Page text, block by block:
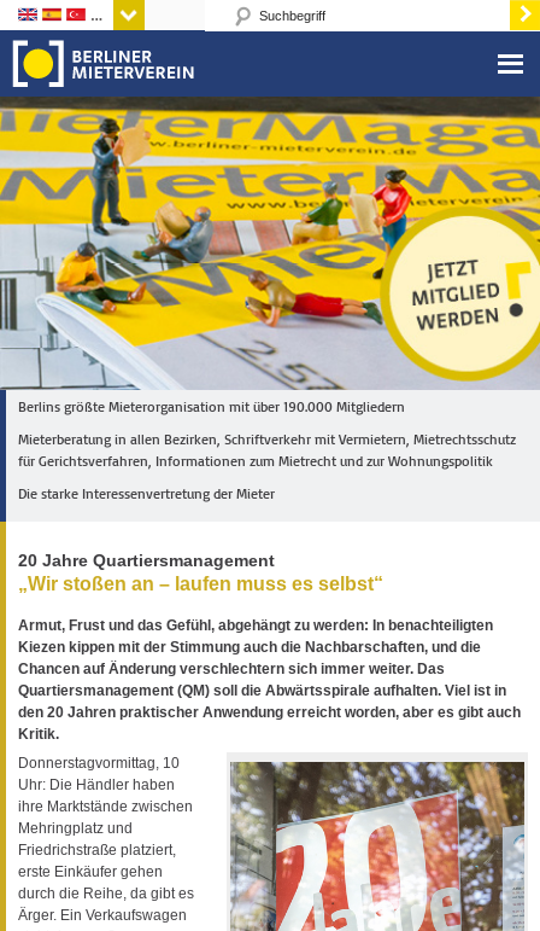
Sprachen
Berlins größte Mieterorganisation mit über 190.000 Mitgliedern
Mieterberatung in allen Bezirken, Schriftverkehr mit Vermietern, Mietrechtsschutz
für Gerichtsverfahren, Informationen zum Mietrecht und zur Wohnungspolitik
Die starke Interessenvertretung der Mieter
20 Jahre Quartiersmanagement
„Wir stoßen an – laufen muss es selbst“
Armut, Frust und das Gefühl, abgehängt zu werden: In benachteiligten
Kiezen kippen mit der Stimmung auch die Nachbarschaften, und die
Chancen auf Änderung verschlechtern sich immer weiter. Das
Quartiersmanagement (QM) soll die Abwärtsspirale aufhalten. Viel ist in
den 20 Jahren praktischer Anwendung erreicht worden, aber es gibt auch
Kritik.
Donnerstagvormittag, 10
Uhr: Die Händler haben
ihre Marktstände zwischen
Mehringplatz und
Friedrichstraße platziert,
erste Einkäufer gehen
durch die Reihe, da gibt es
Ärger. Ein Verkaufswagen